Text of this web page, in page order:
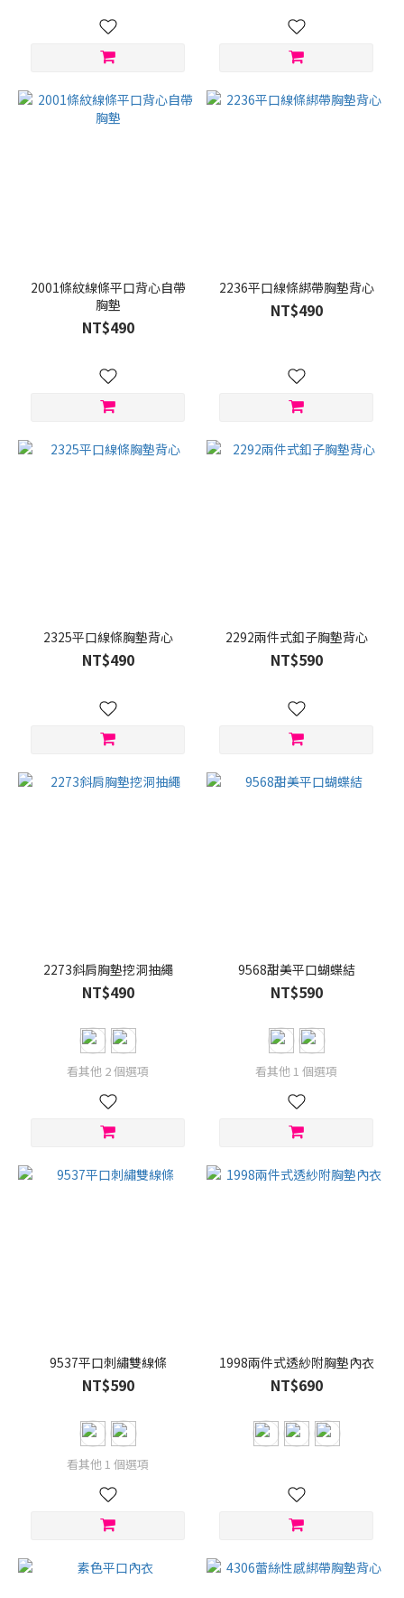
2001條紋線條平口背心自帶
胸墊
NT$490
2236平口線條綁帶胸墊背心
NT$490
2325平口線條胸墊背心
NT$490
2292兩件式釦子胸墊背心
NT$590
2273斜肩胸墊挖洞抽繩
NT$490
看其他 2 個選項
9568甜美平口蝴蝶結
NT$590
看其他 1 個選項
9537平口刺繡雙線條
NT$590
看其他 1 個選項
1998兩件式透紗附胸墊內衣
NT$690